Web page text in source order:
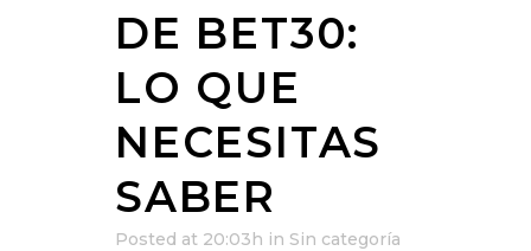
DE BET30:
LO QUE
NECESITAS
SABER
Posted at 20:03h in Sin categoría